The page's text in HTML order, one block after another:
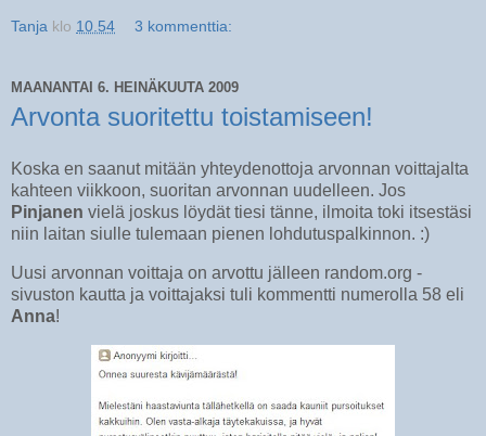
Tanja klo 10.54 3 kommenttia:
MAANANTAI 6. HEINÄKUUTA 2009
Arvonta suoritettu toistamiseen!
Koska en saanut mitään yhteydenottoja arvonnan voittajalta
kahteen viikkoon, suoritan arvonnan uudelleen. Jos
Pinjanen vielä joskus löydät tiesi tänne, ilmoita toki itsestäsi
niin laitan siulle tulemaan pienen lohdutuspalkinnon. :)
Uusi arvonnan voittaja on arvottu jälleen random.org -
sivuston kautta ja voittajaksi tuli kommentti numerolla 58 eli
Anna!